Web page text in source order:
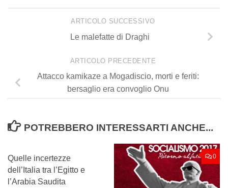
ARTICOLO SUCCESSIVO
Le malefatte di Draghi
ARTICOLO PRECEDENTE
Attacco kamikaze a Mogadiscio, morti e feriti:
bersaglio era convoglio Onu
POTREBBERO INTERESSARTI ANCHE...
Quelle incertezze
dell’Italia tra l’Egitto e
l’Arabia Saudita
0